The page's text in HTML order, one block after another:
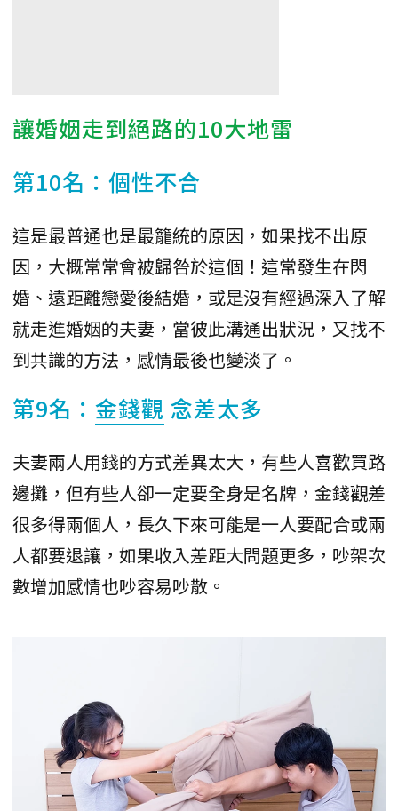
讓婚姻走到絕路的10大地雷
第10名：個性不合
這是最普通也是最籠統的原因，如果找不出原
因，大概常常會被歸咎於這個！這常發生在閃
婚、遠距離戀愛後結婚，或是沒有經過深入了解
就走進婚姻的夫妻，當彼此溝通出狀況，又找不
到共識的方法，感情最後也變淡了。
第9名： 金錢觀 念差太多
夫妻兩人用錢的方式差異太大，有些人喜歡買路
邊攤，但有些人卻一定要全身是名牌，金錢觀差
很多得兩個人，長久下來可能是一人要配合或兩
人都要退讓，如果收入差距大問題更多，吵架次
數增加感情也吵容易吵散。